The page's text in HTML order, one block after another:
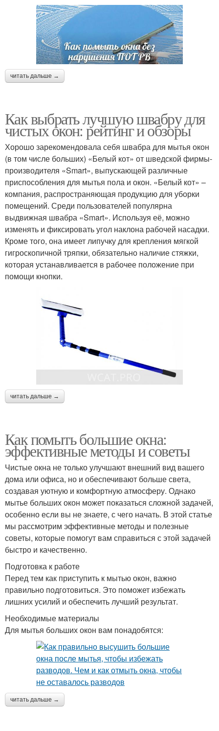
читать дальше →
Как выбрать лучшую швабру для
чистых окон: рейтинг и обзоры
Хорошо зарекомендовала себя швабра для мытья окон
(в том числе больших) «Белый кот» от шведской фирмы-
производителя «Smart», выпускающей различные
приспособления для мытья пола и окон. «Белый кот» –
компания, распространяющая продукцию для уборки
помещений. Среди пользователей популярна
выдвижная швабра «Smart». Используя её, можно
изменять и фиксировать угол наклона рабочей насадки.
Кроме того, она имеет липучку для крепления мягкой
гигроскопичной тряпки, обязательно наличие стяжки,
которая устанавливается в рабочее положение при
помощи кнопки.
читать дальше →
Как помыть большие окна:
эффективные методы и советы
Чистые окна не только улучшают внешний вид вашего
дома или офиса, но и обеспечивают больше света,
создавая уютную и комфортную атмосферу. Однако
мытье больших окон может показаться сложной задачей,
особенно если вы не знаете, с чего начать. В этой статье
мы рассмотрим эффективные методы и полезные
советы, которые помогут вам справиться с этой задачей
быстро и качественно.
Подготовка к работе
Перед тем как приступить к мытью окон, важно
правильно подготовиться. Это поможет избежать
лишних усилий и обеспечить лучший результат.
Необходимые материалы
Для мытья больших окон вам понадобятся:
читать дальше →